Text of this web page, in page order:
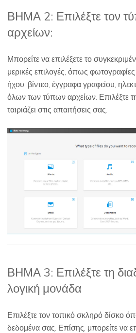
ΒΗΜΑ 2: Επιλέξτε τον
αρχείων:
Μπορείτε να επιλέξετε το
μερικές επιλογές, όπως
ήχου, βίντεο, έγγραφα γραφείου,
όλων των τύπων αρχείων. Επιλέξτε
ταιριάζει στις απαιτήσεις σας.
ΒΗΜΑ 3: Επιλέξτε τη
λογική μονάδα
Επιλέξτε τον τοπικό σκληρό δίσκο
δεδομένα σας. Επίσης, μπορείτε να